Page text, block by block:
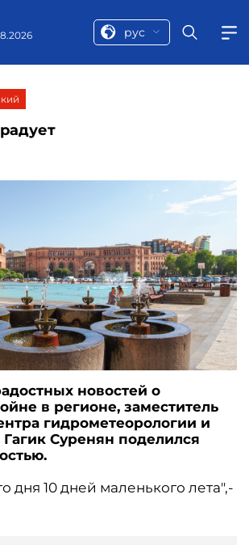
рус
новостей о
в регионе, заместитель
гидрометеорологии и
Суренян поделился
дня 10 дней маленького лета",-